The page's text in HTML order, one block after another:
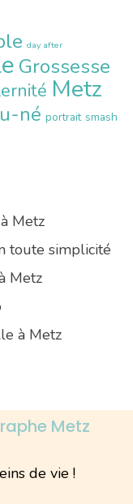
day after
Grossesse
Metz
né portrait smash
Metz
toute simplicité
Metz
à Metz
Metz
de vie !